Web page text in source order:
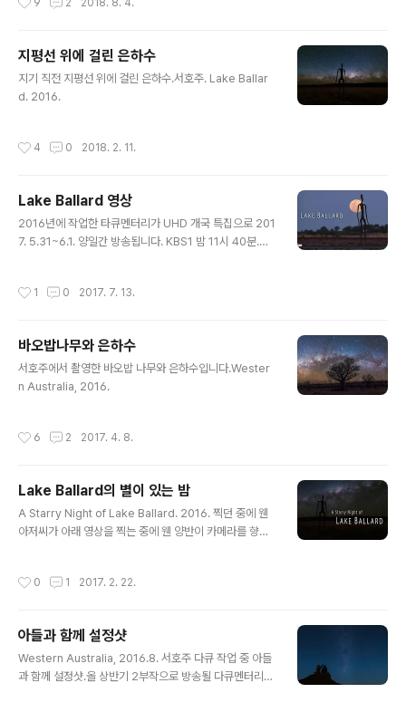
문을 던지는 영상이 도입부에 필요했다. 처음 촬영하려고
안개가 매우 심하게 끼는 지역이라 어떻게 촬영한다 하더
라도 CG 수준의 후반작업이 필요했다. 토머스 하디의 마
지막 부분에 테스가 잡혀가는 장소가 바로 스톤헨지인데,
었는데) 울타리가 생기고 정..
9 2 2018. 8. 4.
지평선 위에 걸린 은하수
지기 직전 지평선 위에 걸린 은하수.서호주. Lake Ballar
d. 2016.
4 0 2018. 2. 11.
Lake Ballard 영상
2016년에 작업한 타큐멘터리가 UHD 개국 특집으로 201
7. 5.31~6.1. 양일간 방송됩니다. KBS1 밤 11시 40분.제
1편 서호주에서 작업한 영상들 편집한 것입니다.
1 0 2017. 7. 13.
바오밥나무와 은하수
서호주에서 촬영한 바오밥 나무와 은하수입니다.Wester
n Australia, 2016.
6 2 2017. 4. 8.
Lake Ballard의 별이 있는 밤
A Starry Night of Lake Ballard. 2016. 찍던 중에 웬
아저씨가 아래 영상을 찍는 중에 웬 양반이 카메라를 향헤
서는 지웠냈어요.
0 1 2017. 2. 22.
아들과 함께 설정샷
Western Australia, 2016.8. 서호주 다큐 작업 중 아들
과 함께 설정샷.올 상반기 2부작으로 방송될 다큐멘터리에